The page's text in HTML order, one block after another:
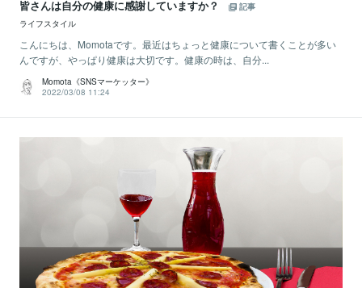
皆さんは自分の健康に感謝していますか？
記事
ライフスタイル
こんにちは、Momotaです。最近はちょっと健康について書くことが多い
んですが、やっぱり健康は大切です。健康の時は、自分...
Momota《SNSマーケッター》
2022/03/08 11:24